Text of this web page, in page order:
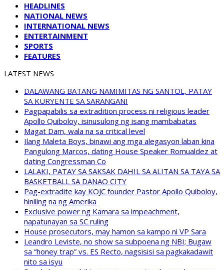
HEADLINES
NATIONAL NEWS
INTERNATIONAL NEWS
ENTERTAINMENT
SPORTS
FEATURES
LATEST NEWS
DALAWANG BATANG NAMIMITAS NG SANTOL, PATAY
SA KURYENTE SA SARANGANI
Pagpapabilis sa extradition process ni religious leader
Apollo Quiboloy, isinusulong ng isang mambabatas
Magat Dam, wala na sa critical level
Ilang Maleta Boys, binawi ang mga alegasyon laban kina
Pangulong Marcos, dating House Speaker Romualdez at
dating Congressman Co
LALAKI, PATAY SA SAKSAK DAHIL SA ALITAN SA TAYA SA
BASKETBALL SA DANAO CITY
Pag-extradite kay KOJC founder Pastor Apollo Quiboloy,
hiniling na ng Amerika
Exclusive power ng Kamara sa impeachment,
napatunayan sa SC ruling
House prosecutors, may hamon sa kampo ni VP Sara
Leandro Leviste, no show sa subpoena ng NBI; Bugaw
sa “honey trap” vs. ES Recto, nagsisisi sa pagkakadawit
nito sa isyu